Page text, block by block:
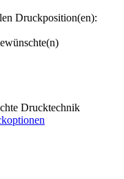
Druckposition(en):
Drucktechnik